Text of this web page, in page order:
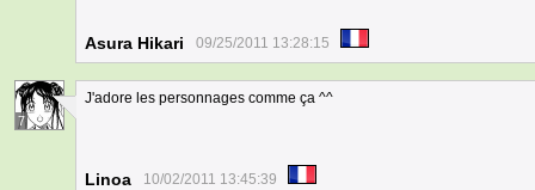
Asura Hikari 09/25/2011 13:28:15
7
J'adore les personnages comme ça ^^
Linoa 10/02/2011 13:45:39